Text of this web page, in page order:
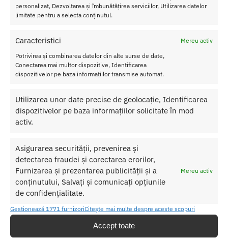
personalizat, Dezvoltarea și îmbunătățirea serviciilor, Utilizarea datelor
limitate pentru a selecta conținutul.
Caracteristici
Mereu activ
Potrivirea și combinarea datelor din alte surse de date,
Conectarea mai multor dispozitive, Identificarea
dispozitivelor pe baza informațiilor transmise automat.
Utilizarea unor date precise de geolocație, Identificarea
dispozitivelor pe baza informațiilor solicitate în mod
activ.
Asigurarea securității, prevenirea și
detectarea fraudei și corectarea erorilor,
Furnizarea și prezentarea publicității și a
conținutului, Salvați și comunicați opțiunile
de confidențialitate.
Mereu activ
Gestionează 1771 furnizoriCitește mai multe despre aceste scopuri
Accept toate
Testate dermatologic
Prezervative cu nervuri si puncte in relief
Precautii
*Nerecomandat persoanelor alergice la latex.
*Produs de unica folosinta.
*Opriti utilizarea in caz de reactie alergica.
*A nu se lasa la indemana copiilor.
Categorii: PREZERVATIVE,Prezervative cu striatii
Etichete: Amor,prezervative
Produse similare